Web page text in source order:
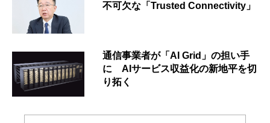
不可欠な「Trusted Connectivity」
通信事業者が「AI Grid」の担い手
に AIサービス収益化の新地平を切
り拓く